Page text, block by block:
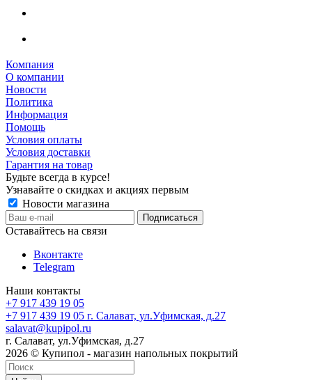
Компания
О компании
Новости
Политика
Информация
Помощь
Условия оплаты
Условия доставки
Гарантия на товар
Будьте всегда в курсе!
Узнавайте о скидках и акциях первым
Новости магазина
Оставайтесь на связи
Вконтакте
Telegram
Наши контакты
+7 917 439 19 05
+7 917 439 19 05 г. Салават, ул.Уфимская, д.27
salavat@kupipol.ru
г. Салават, ул.Уфимская, д.27
2026 © Купипол - магазин напольных покрытий